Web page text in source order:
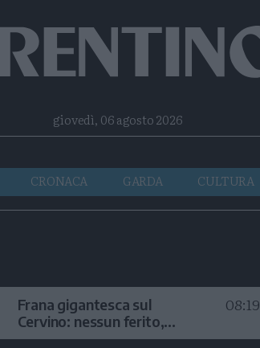
Telegram
RSSgiovedì, 06 agosto 2026
CRONACA GARDA CULTURA
Frana gigantesca sul
Cervino: nessun ferito,
sconsigliata la salita
08:19